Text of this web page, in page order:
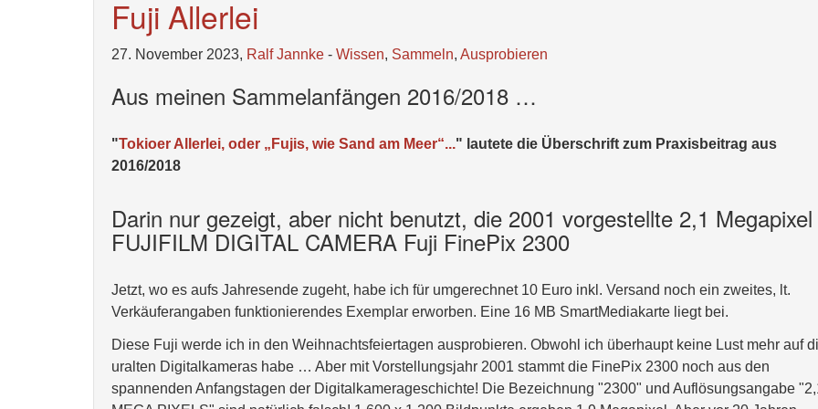
Fuji Allerlei
27. November 2023, Ralf Jannke - Wissen, Sammeln, Ausprobieren
Aus meinen Sammelanfängen 2016/2018 …
"Tokioer Allerlei, oder „Fujis, wie Sand am Meer“..." lautete die Überschrift zum Praxisbeitrag aus
2016/2018
Darin nur gezeigt, aber nicht benutzt, die 2001 vorgestellte 2,1 Megapixel
FUJIFILM DIGITAL CAMERA Fuji FinePix 2300
Jetzt, wo es aufs Jahresende zugeht, habe ich für umgerechnet 10 Euro inkl. Versand noch ein zweites, lt.
Verkäuferangaben funktionierendes Exemplar erworben. Eine 16 MB SmartMediakarte liegt bei.
Diese Fuji werde ich in den Weihnachtsfeiertagen ausprobieren. Obwohl ich überhaupt keine Lust mehr auf
uralten Digitalkameras habe … Aber mit Vorstellungsjahr 2001 stammt die FinePix 2300 noch aus den
spannenden Anfangstagen der Digitalkamerageschichte! Die Bezeichnung "2300" und Auflösungsangabe